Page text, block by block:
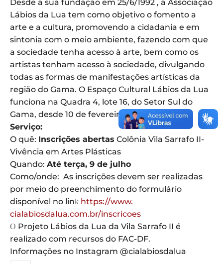
Desde a sua fundação em 25/6/1992 , a Associação
Lábios da Lua tem como objetivo o fomento a
arte e a cultura, promovendo a cidadania e em
sintonia com o meio ambiente, fazendo com que
a sociedade tenha acesso à arte, bem como os
artistas tenham acesso à sociedade, divulgando
todas as formas de manifestações artísticas da
região do Gama. O Espaço Cultural Lábios da Lua
funciona na Quadra 4, lote 16, do Setor Sul do
Gama, desde 10 de fevereiro de 2010.
Serviço:
O quê: Inscrições abertas Colônia Vila Sarrafo II-
Vivência em Artes Plásticas
Quando: Até terça, 9 de julho
Como/onde: As inscrições devem ser realizadas
por meio do preenchimento do formulário
disponível no link https://www.
cialabiosdalua.com.br/inscricoes
O Projeto Lábios da Lua da Vila Sarrafo II é
realizado com recursos do FAC-DF.
Informações no Instagram @cialabiosdalua